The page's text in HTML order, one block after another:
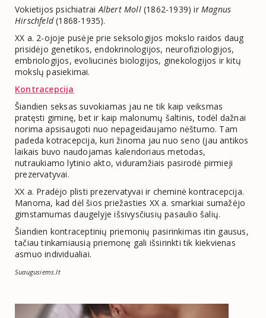
Vokietijos psichiatraiAlbert Moll(1862-1939) irMagnus
Hirschfeld(1868-1935).
XX a. 2-ojoje pusėje prie seksologijos mokslo raidos daug
prisidėjo genetikos, endokrinologijos, neurofiziologijos,
embriologijos, evoliucinės biologijos, ginekologijos ir kitų
mokslų pasiekimai.
Kontracepcija
Šiandien seksas suvokiamas jau ne tik kaip veiksmas
pratęsti giminę, bet ir kaip malonumų šaltinis, todėl dažnai
norima apsisaugoti nuo nepageidaujamo nėštumo. Tam
padeda kotracepcija, kuri žinoma jau nuo seno (jau antikos
laikais buvo naudojamas kalendoriaus metodas,
nutraukiamo lytinio akto, viduramžiais pasirodė pirmieji
prezervatyvai.
XX a. Pradėjo plisti prezervatyvai ir cheminė kontracepcija.
Manoma, kad dėl šios priežasties XX a. smarkiai sumažėjo
gimstamumas daugelyje išsivysčiusių pasaulio šalių.
Šiandien kontraceptinių priemonių pasirinkimas itin gausus,
tačiau tinkamiausią priemonę gali išsirinkti tik kiekvienas
asmuo individualiai.
Suaugusiems.lt